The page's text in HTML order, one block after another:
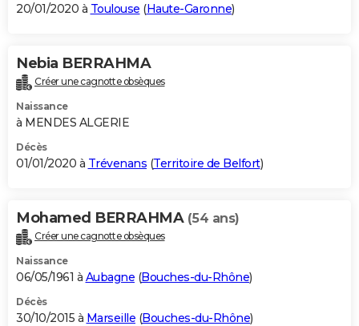
20/01/2020 à Toulouse (Haute-Garonne)
Nebia BERRAHMA
Créer une cagnotte obsèques
Naissance
à MENDES ALGERIE
Décès
01/01/2020 à Trévenans (Territoire de Belfort)
Mohamed BERRAHMA (54 ans)
Créer une cagnotte obsèques
Naissance
06/05/1961 à Aubagne (Bouches-du-Rhône)
Décès
30/10/2015 à Marseille (Bouches-du-Rhône)